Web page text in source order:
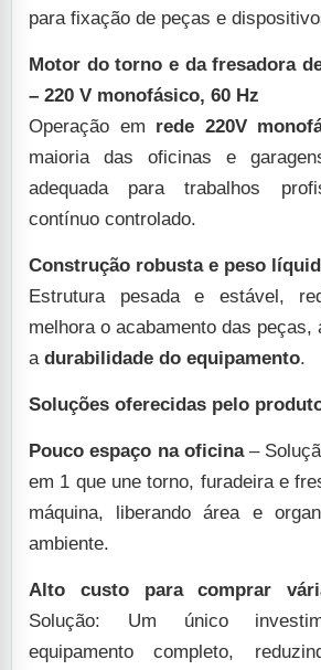
para fixação de peças e
Motor do torno e da fresadora
– 220 V monofásico, 60 Hz
Operação em rede 220V
maioria das oficinas e
adequada para trabalhos
contínuo controlado.
Construção robusta e peso
Estrutura pesada e estável,
melhora o acabamento das peças,
a durabilidade do equipamento
Soluções oferecidas pelo
Pouco espaço na oficina–
em 1 que une torno, furadeira e
máquina, liberando área e
ambiente.
Alto custo para comprar
Solução: Um único
equipamento completo,